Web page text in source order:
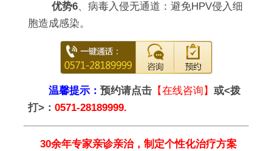
优势6、病毒入侵无通道：避免HPV侵入细
胞造成感染。
温馨提示： 预约请点击【在线咨询】 或<拨
打>： 0571-28189999.
30余年专家亲诊亲治，制定个性化治疗方案